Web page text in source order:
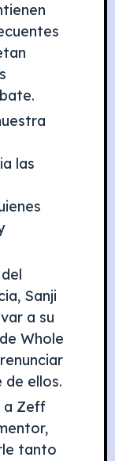
las
Sanji
a su
Whole
de ellos.
a Zeff
tanto